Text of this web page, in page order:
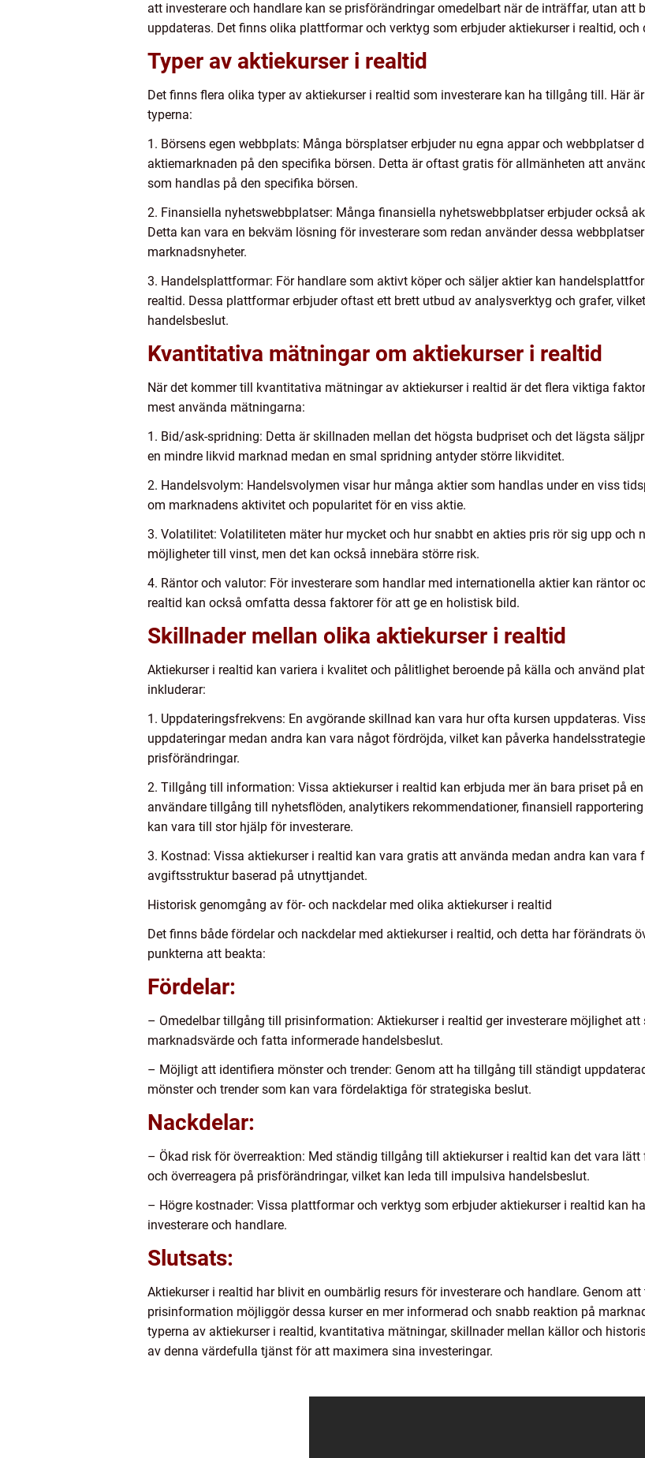
att investerare och handlare kan se prisförändringar omedelbart när de inträffar, utan att
uppdateras. Det finns olika plattformar och verktyg som erbjuder aktiekurser i realtid,
Typer av aktiekurser i realtid
Det finns flera olika typer av aktiekurser i realtid som investerare kan ha tillgång till. Här
typerna:
1. Börsens egen webbplats: Många börsplatser erbjuder nu egna appar och webbplatser
aktiemarknaden på den specifika börsen. Detta är oftast gratis för allmänheten att
som handlas på den specifika börsen.
2. Finansiella nyhetswebbplatser: Många finansiella nyhetswebbplatser erbjuder också
Detta kan vara en bekväm lösning för investerare som redan använder dessa
marknadsnyheter.
3. Handelsplattformar: För handlare som aktivt köper och säljer aktier kan
realtid. Dessa plattformar erbjuder oftast ett brett utbud av analysverktyg och grafer,
handelsbeslut.
Kvantitativa mätningar om aktiekurser i realtid
När det kommer till kvantitativa mätningar av aktiekurser i realtid är det flera viktiga
mest använda mätningarna:
1. Bid/ask-spridning: Detta är skillnaden mellan det högsta budpriset och det lägsta
en mindre likvid marknad medan en smal spridning antyder större likviditet.
2. Handelsvolym: Handelsvolymen visar hur många aktier som handlas under en viss
om marknadens aktivitet och popularitet för en viss aktie.
3. Volatilitet: Volatiliteten mäter hur mycket och hur snabbt en akties pris rör sig upp och
möjligheter till vinst, men det kan också innebära större risk.
4. Räntor och valutor: För investerare som handlar med internationella aktier kan räntor
realtid kan också omfatta dessa faktorer för att ge en holistisk bild.
Skillnader mellan olika aktiekurser i realtid
Aktiekurser i realtid kan variera i kvalitet och pålitlighet beroende på källa och använd
inkluderar:
1. Uppdateringsfrekvens: En avgörande skillnad kan vara hur ofta kursen uppdateras.
uppdateringar medan andra kan vara något fördröjda, vilket kan påverka
prisförändringar.
2. Tillgång till information: Vissa aktiekurser i realtid kan erbjuda mer än bara priset på
användare tillgång till nyhetsflöden, analytikers rekommendationer, finansiell
kan vara till stor hjälp för investerare.
3. Kostnad: Vissa aktiekurser i realtid kan vara gratis att använda medan andra kan vara
avgiftsstruktur baserad på utnyttjandet.
Historisk genomgång av för- och nackdelar med olika aktiekurser i realtid
Det finns både fördelar och nackdelar med aktiekurser i realtid, och detta har förändrats
punkterna att beakta:
Fördelar:
– Omedelbar tillgång till prisinformation: Aktiekurser i realtid ger investerare möjlighet
marknadsvärde och fatta informerade handelsbeslut.
– Möjligt att identifiera mönster och trender: Genom att ha tillgång till ständigt
mönster och trender som kan vara fördelaktiga för strategiska beslut.
Nackdelar:
– Ökad risk för överreaktion: Med ständig tillgång till aktiekurser i realtid kan det vara
och överreagera på prisförändringar, vilket kan leda till impulsiva handelsbeslut.
– Högre kostnader: Vissa plattformar och verktyg som erbjuder aktiekurser i realtid kan
investerare och handlare.
Slutsats:
Aktiekurser i realtid har blivit en oumbärlig resurs för investerare och handlare. Genom
prisinformation möjliggör dessa kurser en mer informerad och snabb reaktion på
typerna av aktiekurser i realtid, kvantitativa mätningar, skillnader mellan källor och
av denna värdefulla tjänst för att maximera sina investeringar.